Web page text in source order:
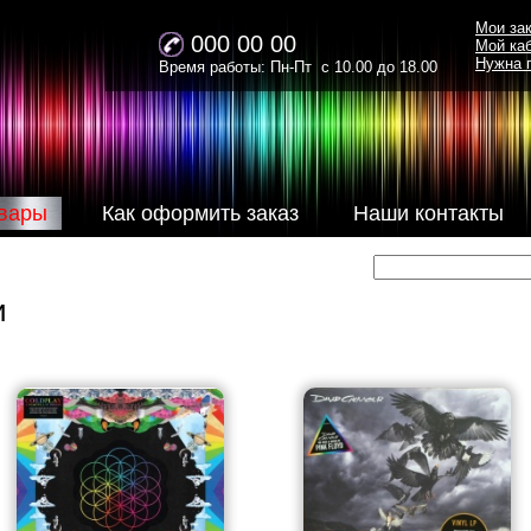
000 00 00
Время работы: Пн-Пт с 10.00 до 18.00
Как оформить заказ Наши контакты
Мои
Мой
Нужна